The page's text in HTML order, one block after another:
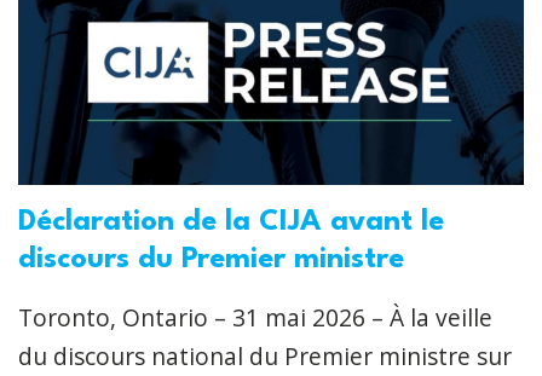
Déclaration de la CIJA avant le
discours du Premier ministre
Toronto, Ontario – 31 mai 2026 – À la veille
du discours national du Premier ministre sur